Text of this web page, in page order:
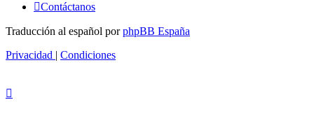
Contáctanos
Traducción al español porphpBB España
Privacidad | Condiciones